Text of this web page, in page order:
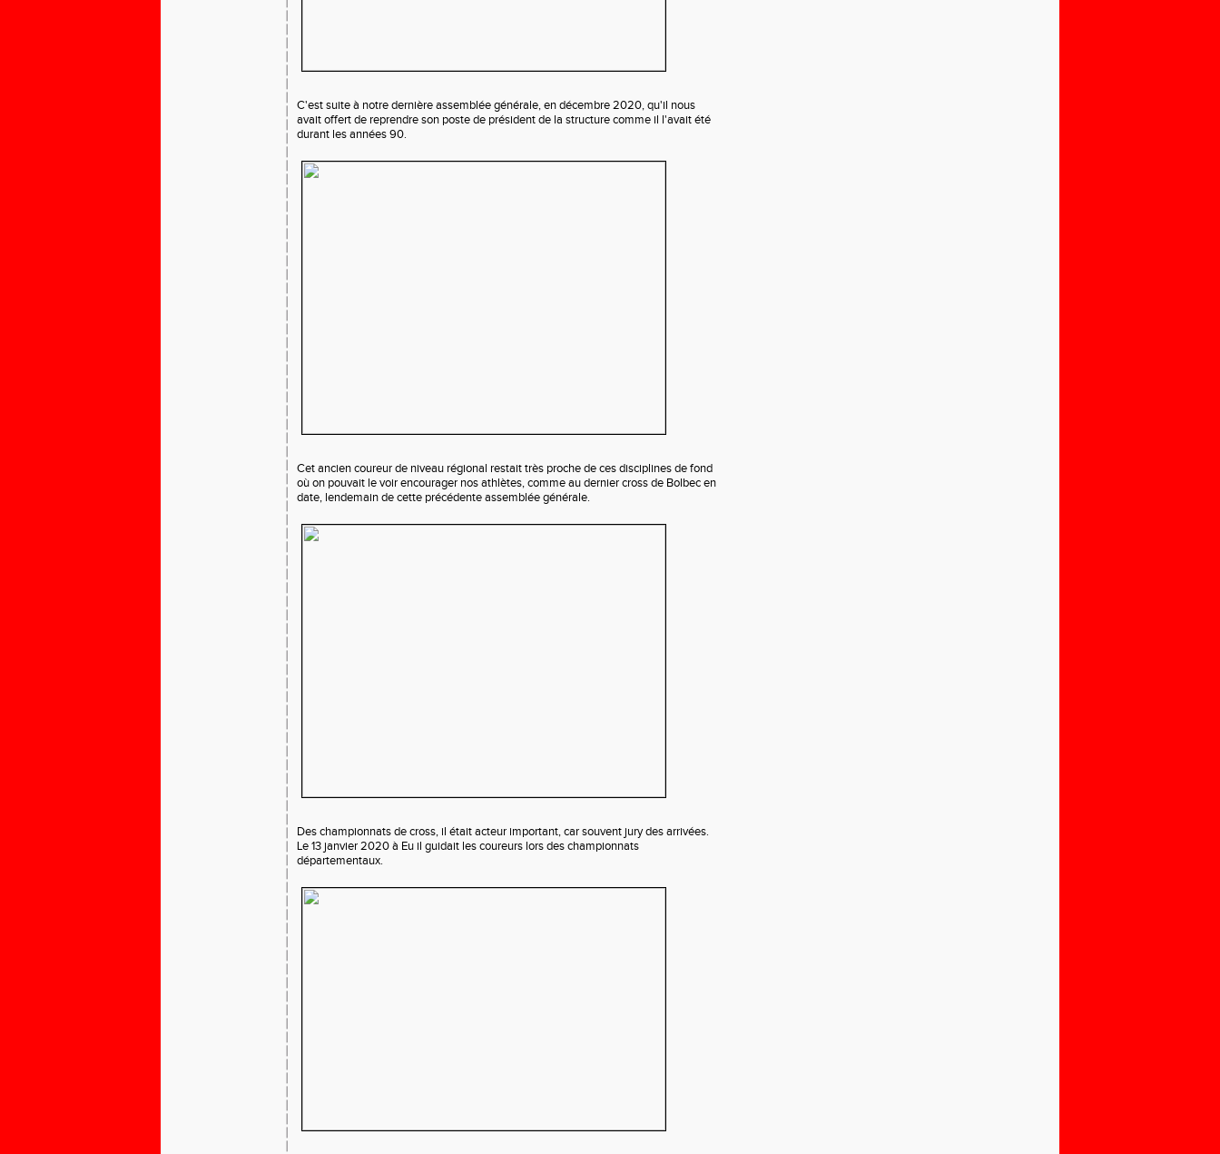
C'est suite à notre dernière assemblée générale, en décembre 2020, qu'il nous
avait offert de reprendre son poste de président de la structure comme il l'avait été
durant les années 90.
Cet ancien coureur de niveau régional restait très proche de ces disciplines de fond
où on pouvait le voir encourager nos athlètes, comme au dernier cross de Bolbec en
date, lendemain de cette précédente assemblée générale.
Des championnats de cross, il était acteur important, car souvent jury des arrivées.
Le 13 janvier 2020 à Eu il guidait les coureurs lors des championnats
départementaux.